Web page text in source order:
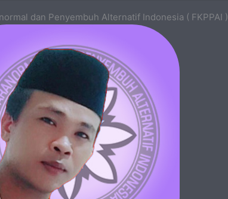
dan Penyembuh Alternatif Indonesia ( FKPPAI )